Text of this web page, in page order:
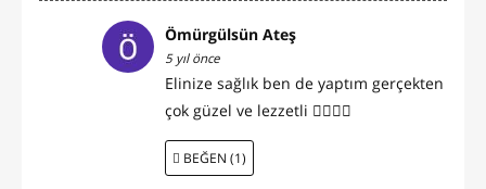
Ömürgülsün Ateş
5 yıl önce
Elinize sağlık ben de yaptım gerçekten
çok güzel ve lezzetli 👍🏻👌🏻
BEĞEN (1)